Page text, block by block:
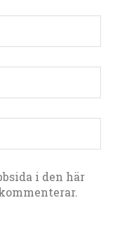
i den här